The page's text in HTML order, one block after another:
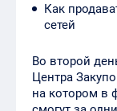
Как
сетей
Во второй
Центра
на котором в